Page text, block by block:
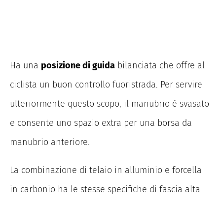
Ha una posizione di guida bilanciata che offre al
ciclista un buon controllo fuoristrada. Per servire
ulteriormente questo scopo, il manubrio è svasato
e consente uno spazio extra per una borsa da
manubrio anteriore.
La combinazione di telaio in alluminio e forcella
in carbonio ha le stesse specifiche di fascia alta